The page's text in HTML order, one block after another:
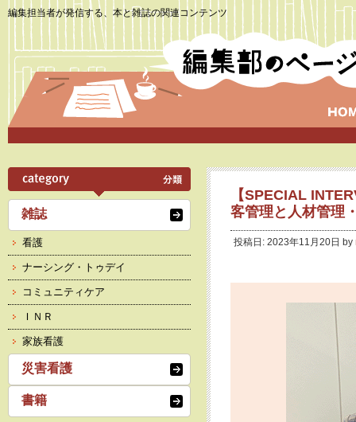
編集担当者が発信する、本と雑誌の関連コンテンツ
【SPECIAL
客管理と人材管理
投稿日: 2023年11月20日 by
雑誌
看護
ナーシング・トゥデイ
コミュニティケア
ＩＮＲ
家族看護
災害看護
書籍